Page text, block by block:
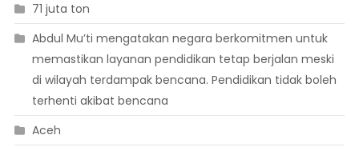
71 juta ton
Abdul Mu’ti mengatakan negara berkomitmen untuk
memastikan layanan pendidikan tetap berjalan meski
di wilayah terdampak bencana. Pendidikan tidak boleh
terhenti akibat bencana
Aceh